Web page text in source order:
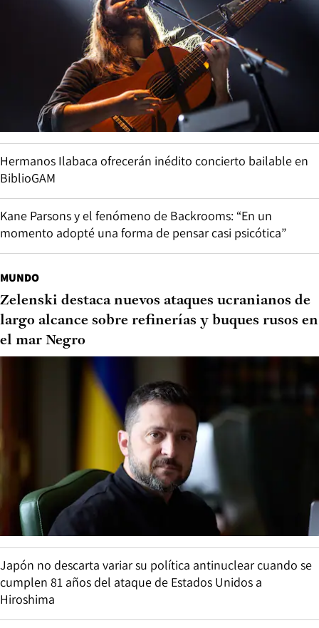
Hermanos Ilabaca ofrecerán inédito concierto bailable en
BiblioGAM
Kane Parsons y el fenómeno de Backrooms: “En un
momento adopté una forma de pensar casi psicótica”
MUNDO
Zelenski destaca nuevos ataques ucranianos de
largo alcance sobre refinerías y buques rusos en
el mar Negro
Japón no descarta variar su política antinuclear cuando se
cumplen 81 años del ataque de Estados Unidos a
Hiroshima